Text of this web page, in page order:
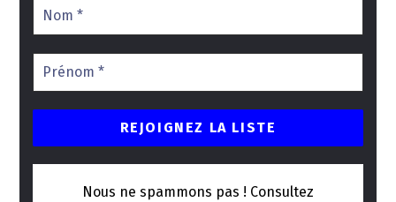
Nous ne spammons pas ! Consultez